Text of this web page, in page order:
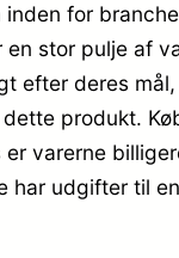
for
stor pulje af
efter deres
produkt.
er varerne
har udgifter til